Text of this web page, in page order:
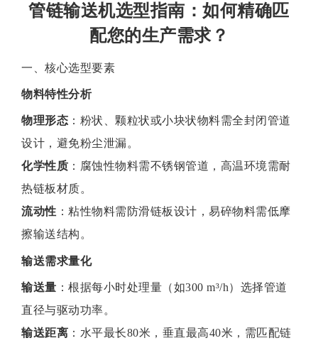
管链输送机选型指南：如何精确匹
配您的生产需求？
一、核心选型要素
物料特性分析
物理形态 ‌：粉状、颗粒状或小块状物料需全封闭管道
设计，避免粉尘泄漏。
化学性质 ‌：腐蚀性物料需不锈钢管道，高温环境需耐
热链板材质。
流动性 ‌：粘性物料需防滑链板设计，易碎物料需低摩
擦输送结构。
输送需求量化
输送量 ‌：根据每小时处理量（如300 m³/h）选择管道
直径与驱动功率。
输送距离 ‌：水平最长80米，垂直最高40米，需匹配链